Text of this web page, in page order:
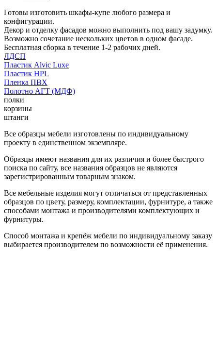
Готовы изготовить шкафы-купе любого размера и
конфигурации.
Декор и отделку фасадов можно выполнить под вашу задумку.
Возможно сочетание нескольких цветов в одном фасаде.
Бесплатная сборка в течение 1-2 рабочих дней.
ЛДСП
Пластик Alvic Luxe
Пластик HPL
Пленка ПВХ
Полотно АГТ (МДФ)
полки
корзины
штанги
Все образцы мебели изготовлены по индивидуальному
проекту в единственном экземпляре.
Образцы имеют названия для их различия и более быстрого
поиска по сайту, все названия образцов не являются
зарегистрированным товарным знаком.
Все мебельные изделия могут отличаться от представленных
образцов по цвету, размеру, комплектации, фурнитуре, а также
способами монтажа и производителями комплектующих и
фурнитуры.
Способ монтажа и крепёж мебели по индивидуальному заказу
выбирается производителем по возможности её применения.